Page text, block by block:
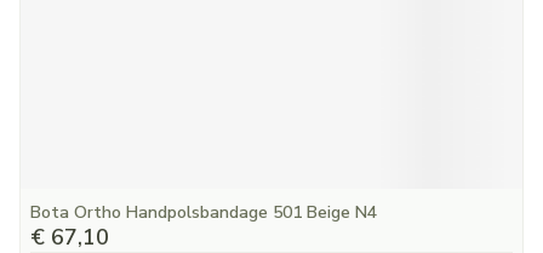
Bota Ortho Handpolsbandage 501 Beige N4
€ 67,10